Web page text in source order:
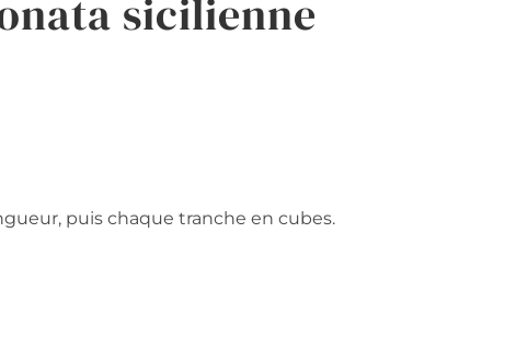
sicilienne
puis chaque tranche en cubes.